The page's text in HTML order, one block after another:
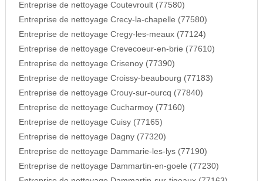
Entreprise de nettoyage Coutevroult (77580)
Entreprise de nettoyage Crecy-la-chapelle (77580)
Entreprise de nettoyage Cregy-les-meaux (77124)
Entreprise de nettoyage Crevecoeur-en-brie (77610)
Entreprise de nettoyage Crisenoy (77390)
Entreprise de nettoyage Croissy-beaubourg (77183)
Entreprise de nettoyage Crouy-sur-ourcq (77840)
Entreprise de nettoyage Cucharmoy (77160)
Entreprise de nettoyage Cuisy (77165)
Entreprise de nettoyage Dagny (77320)
Entreprise de nettoyage Dammarie-les-lys (77190)
Entreprise de nettoyage Dammartin-en-goele (77230)